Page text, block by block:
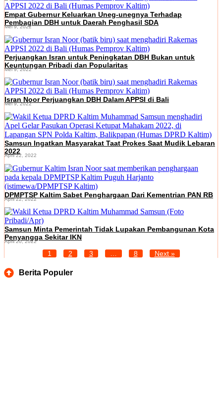
Empat Gubernur Keluarkan Uneg-unegnya Terhadap
Pembagian DBH untuk Daerah Penghasil SDA
Mei 9, 2022
Perjuangkan Isran untuk Peningkatan DBH Bukan untuk
Keuntungan Pribadi dan Popularitas
Mei 9, 2022
Isran Noor Perjuangkan DBH Dalam APPSI di Bali
Mei 9, 2022
Samsun Ingatkan Masyarakat Taat Prokes Saat Mudik Lebaran
2022
April 22, 2022
DPMPTSP Kaltim Sabet Penghargaan Dari Kementrian PAN RB
April 22, 2022
Samsun Minta Pemerintah Tidak Lupakan Pembangunan Kota
Penyangga Sekitar IKN
April 20, 2022
1 2 3 … 8 Next »
Berita Populer